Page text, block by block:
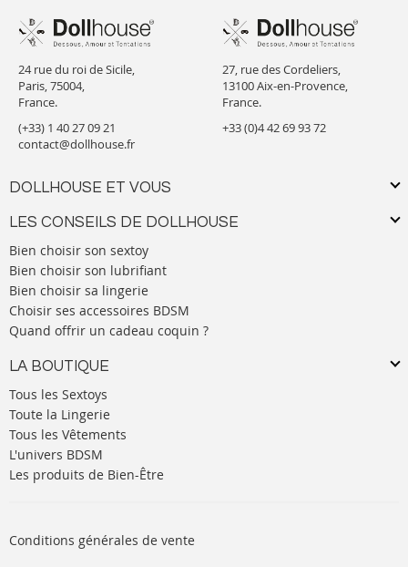
24 rue du roi de Sicile,
Paris, 75004,
France.
(+33) 1 40 27 09 21
contact@dollhouse.fr
DOLLHOUSE ET VOUS
LES CONSEILS DE DOLLHOUSE
Bien choisir son sextoy
Bien choisir son lubrifiant
Bien choisir sa lingerie
Choisir ses accessoires BDSM
Quand offrir un cadeau coquin ?
LA BOUTIQUE
Tous les Sextoys
Toute la Lingerie
Tous les Vêtements
L'univers BDSM
Les produits de Bien-Être
27, rue des Cordeliers,
13100 Aix-en-Provence,
France.
+33 (0)4 42 69 93 72
Conditions générales de vente